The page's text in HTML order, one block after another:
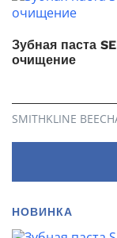
Зубная паста
очищение
SMITHKLINE
НОВИНКА